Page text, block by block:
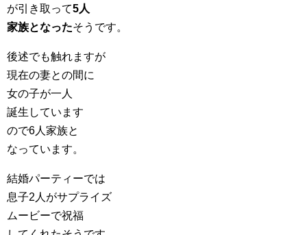
が引き取って5人
家族となったそうです。
後述でも触れますが
現在の妻との間に
女の子が一人
誕生しています
ので6人家族と
なっています。
結婚パーティーでは
息子2人がサプライズ
ムービーで祝福